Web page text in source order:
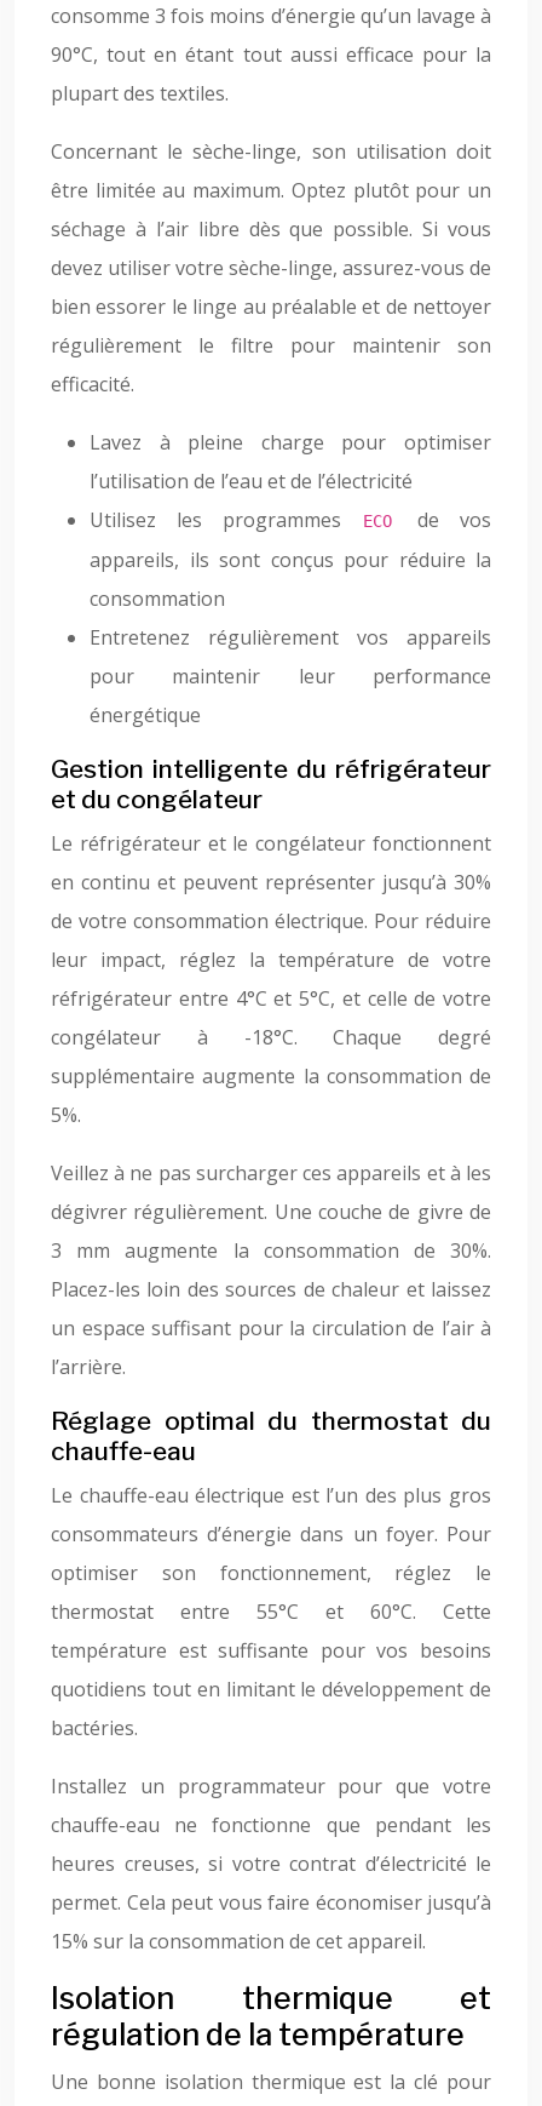
consomme 3 fois moins d’énergie qu’un lavage à
90°C, tout en étant tout aussi efficace pour la
plupart des textiles.
Concernant le sèche-linge, son utilisation doit
être limitée au maximum. Optez plutôt pour un
séchage à l’air libre dès que possible. Si vous
devez utiliser votre sèche-linge, assurez-vous de
bien essorer le linge au préalable et de nettoyer
régulièrement le filtre pour maintenir son
efficacité.
Lavez à pleine charge pour optimiser
l’utilisation de l’eau et de l’électricité
Utilisez les programmes
ECO de vos
appareils, ils sont conçus pour réduire la
consommation
Entretenez régulièrement vos appareils
pour maintenir leur performance
énergétique
Gestion intelligente du réfrigérateur
et du congélateur
Le réfrigérateur et le congélateur fonctionnent
en continu et peuvent représenter jusqu’à 30%
de votre consommation électrique. Pour réduire
leur impact, réglez la température de votre
réfrigérateur entre 4°C et 5°C, et celle de votre
congélateur à -18°C. Chaque degré
supplémentaire augmente la consommation de
5%.
Veillez à ne pas surcharger ces appareils et à les
dégivrer régulièrement. Une couche de givre de
3 mm augmente la consommation de 30%.
Placez-les loin des sources de chaleur et laissez
un espace suffisant pour la circulation de l’air à
l’arrière.
Réglage optimal du thermostat du
chauffe-eau
Le chauffe-eau électrique est l’un des plus gros
consommateurs d’énergie dans un foyer. Pour
optimiser son fonctionnement, réglez le
thermostat entre 55°C et 60°C. Cette
température est suffisante pour vos besoins
quotidiens tout en limitant le développement de
bactéries.
Installez un programmateur pour que votre
chauffe-eau ne fonctionne que pendant les
heures creuses, si votre contrat d’électricité le
permet. Cela peut vous faire économiser jusqu’à
15% sur la consommation de cet appareil.
Isolation thermique et
régulation de la température
Une bonne isolation thermique est la clé pour